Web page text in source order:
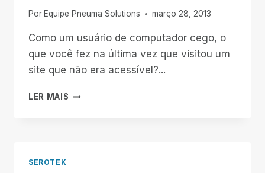
Por Equipe Pneuma Solutions março 28, 2013
Como um usuário de computador cego, o
que você fez na última vez que visitou um
site que não era acessível?...
LER MAIS O
SEROTEK